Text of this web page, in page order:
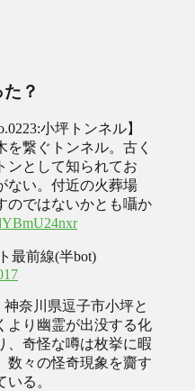
？
小坪トンネル】
繋ぐトンネル。古く
ンとして知られてお
ない。付近の火葬場
のではないかとも囁か
最前線(半bot)
神奈川県逗子市小坪と
より幽霊が出没する化
、奇怪な噂は枚挙に暇
数々の怪奇現象を齎す
る。